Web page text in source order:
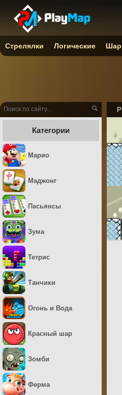
Категории
Марио
Маджонг
Пасьянсы
Зума
Тетрис
Танчики
Огонь и Вода
Красный шар
Зомби
Ферма
Стрелялки Логические